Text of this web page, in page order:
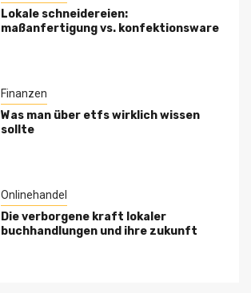
Lokale schneidereien:
maßanfertigung vs. konfektionsware
Finanzen
Was man über etfs wirklich wissen
sollte
Onlinehandel
Die verborgene kraft lokaler
buchhandlungen und ihre zukunft